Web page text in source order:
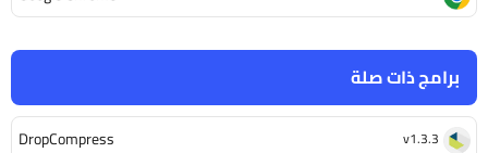
برامج ذات صلة
DropCompress v1.3.3